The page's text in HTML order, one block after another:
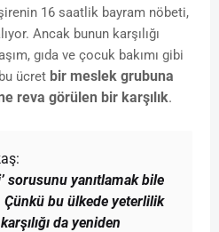
16 saatlik bayram nöbeti,
Ancak bunun karşılığı
gıda ve çocuk bakımı gibi
ücret bir meslek grubuna
reva görülen bir karşılık.
sorusunu yanıtlamak bile
bu ülkede yeterlilik
da yeniden